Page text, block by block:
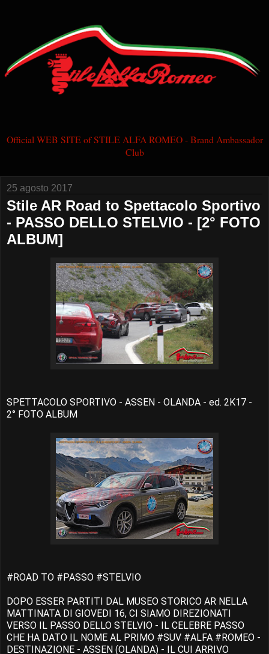
Official WEB SITE of STILE ALFA ROMEO - Brand Ambassador
Club
25 agosto 2017
Stile AR Road to Spettacolo Sportivo
- PASSO DELLO STELVIO - [2° FOTO
ALBUM]
SPETTACOLO SPORTIVO - ASSEN - OLANDA - ed. 2K17 -
2° FOTO ALBUM
#ROAD TO #PASSO #STELVIO
DOPO ESSER PARTITI DAL MUSEO STORICO AR NELLA
MATTINATA DI GIOVEDI 16, CI SIAMO DIREZIONATI
VERSO IL PASSO DELLO STELVIO - IL CELEBRE PASSO
CHE HA DATO IL NOME AL PRIMO #SUV #ALFA #ROMEO -
DESTINAZIONE - ASSEN (OLANDA) - IL CUI ARRIVO